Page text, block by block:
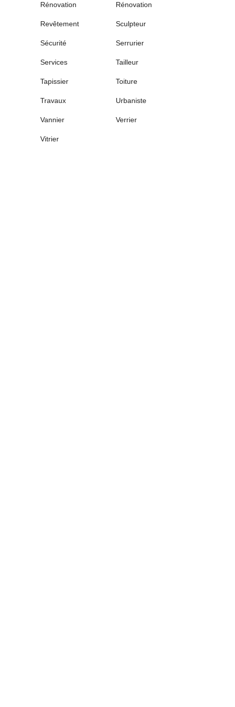
Rénovation Rénovation
Revêtement Sculpteur
Sécurité Serrurier
Services Tailleur
Tapissier Toiture
Travaux Urbaniste
Vannier Verrier
Vitrier